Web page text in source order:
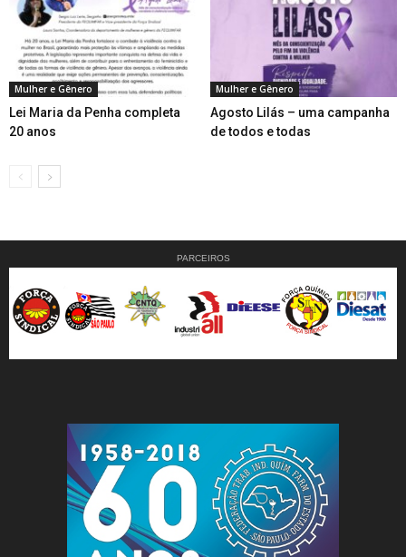
Mulher e Gênero
Lei Maria da Penha completa
20 anos
Mulher e Gênero
Agosto Lilás – uma campanha
de todos e todas
PARCEIROS